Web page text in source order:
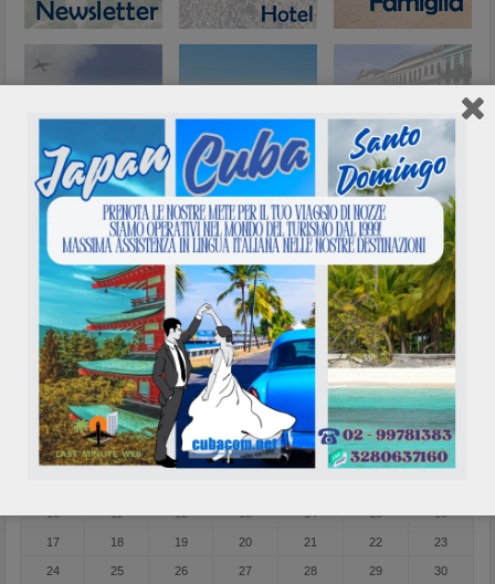
Network
Calendario eventi
Agosto 2026
L M M S D
1 2
10 11 12 13 14 15 16
17 18 19 20 21 22 23
24 25 26 27 28 29 30